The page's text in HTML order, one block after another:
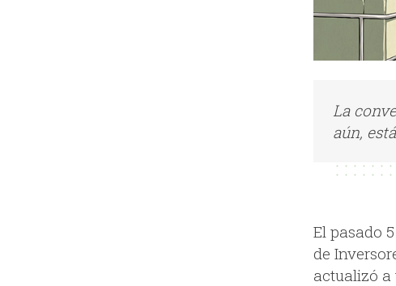
La
aún,
El pasado
de
actualizó a